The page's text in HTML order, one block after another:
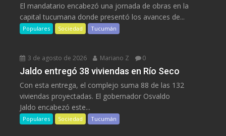
El mandatario encabezó una jornada de obras en la
capital tucumana donde presentó los avances de...
Populares Sociedad Tucumán
3 de agosto de 2026 Mariano Z 0
Jaldo entregó 38 viviendas en Río Seco
Con esta entrega, el complejo suma 88 de las 132
viviendas proyectadas. El gobernador Osvaldo
Jaldo encabezó este...
Populares Sociedad Tucumán